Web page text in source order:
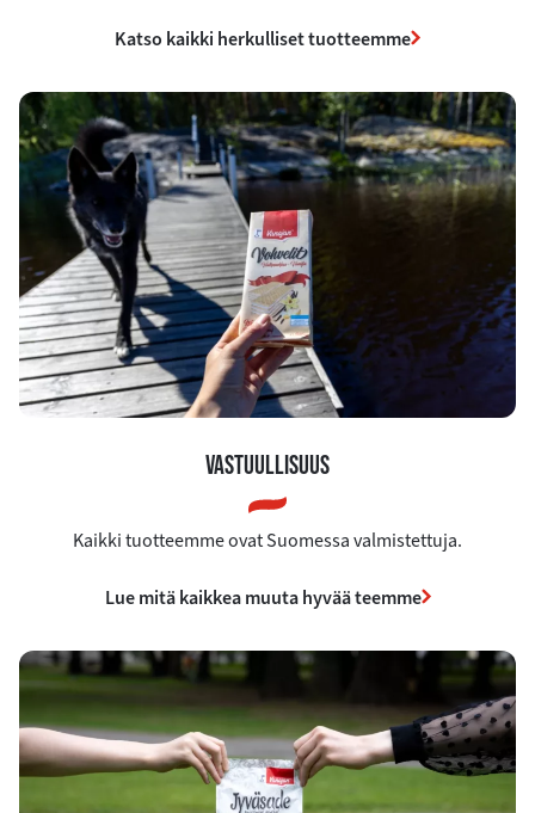
Katso kaikki herkulliset tuotteemme
VASTUULLISUUS
Kaikki tuotteemme ovat Suomessa valmistettuja.
Lue mitä kaikkea muuta hyvää teemme